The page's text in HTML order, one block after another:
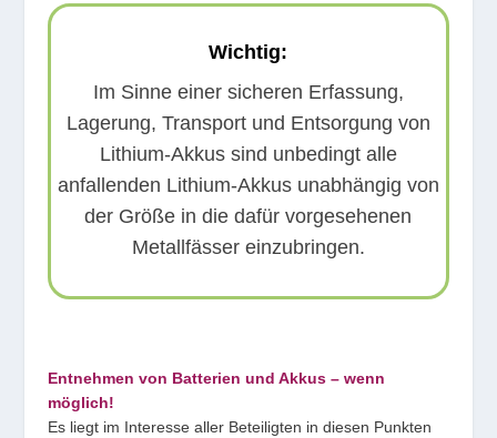
Wichtig:
Im Sinne einer sicheren Erfassung,
Lagerung, Transport und Entsorgung von
Lithium-Akkus sind unbedingt alle
anfallenden Lithium-Akkus unabhängig von
der Größe in die dafür vorgesehenen
Metallfässer einzubringen.
Entnehmen von Batterien und Akkus – wenn
möglich!
Es liegt im Interesse aller Beteiligten in diesen Punkten